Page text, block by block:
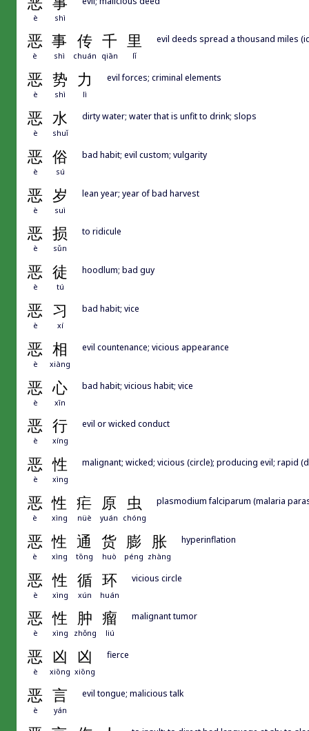
è shì
恶 事 传 千 里
è shì chuán qiān lǐ
evil deeds spread a thousand miles
恶 势 力
è shì lì
evil forces; criminal elements
恶 水
è shuǐ
dirty water; water that is unfit to drink; slops
恶 俗
è sú
bad habit; evil custom; vulgarity
恶 岁
è suì
lean year; year of bad harvest
恶 损
è sǔn
to ridicule
恶 徒
è tú
hoodlum; bad guy
恶 习
è xí
bad habit; vice
恶 相
è xiàng
evil countenance; vicious appearance
恶 心
è xīn
bad habit; vicious habit; vice
恶 行
è xíng
evil or wicked conduct
恶 性
è xìng
malignant; wicked; vicious (circle); producing evil; rapid
恶 性 疟 原 虫
è xìng nüè yuán chóng
plasmodium falciparum (malaria
恶 性 通 货 膨 胀
è xìng tōng huò péng zhàng
hyperinflation
恶 性 循 环
è xìng xún huán
vicious circle
恶 性 肿 瘤
è xìng zhǒng liú
malignant tumor
恶 凶 凶
è xiōng xiōng
fierce
恶 言
è yán
evil tongue; malicious talk